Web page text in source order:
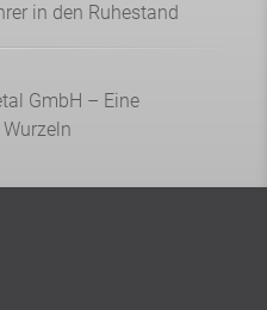
in den Ruhestand
GmbH – Eine